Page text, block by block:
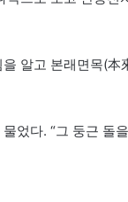
알고 본래면목(本
었다. “그 둥근 돌을